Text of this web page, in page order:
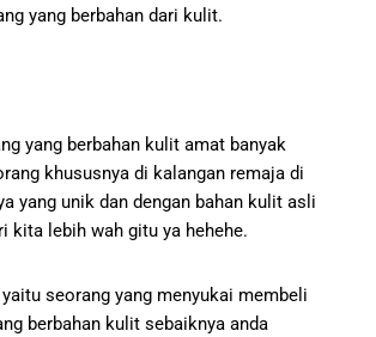
yang berbahan dari kulit.
yang berbahan kulit amat banyak
khususnya di kalangan remaja di
yang unik dan dengan bahan kulit asli
kita lebih wah gitu ya hehehe.
seorang yang menyukai membeli
berbahan kulit sebaiknya anda